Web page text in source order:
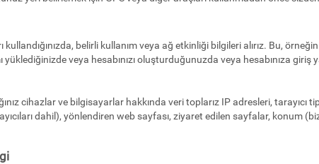
belirli kullanım veya ağ etkinliği bilgileri alırız. Bu,
yüklediğinizde veya hesabınızı oluşturduğunuzda veya hesabınıza giriş
cihazlar ve bilgisayarlar hakkında veri toplarız IP adresleri, tarayıcı
dahil), yönlendiren web sayfası, ziyaret edilen sayfalar, konum